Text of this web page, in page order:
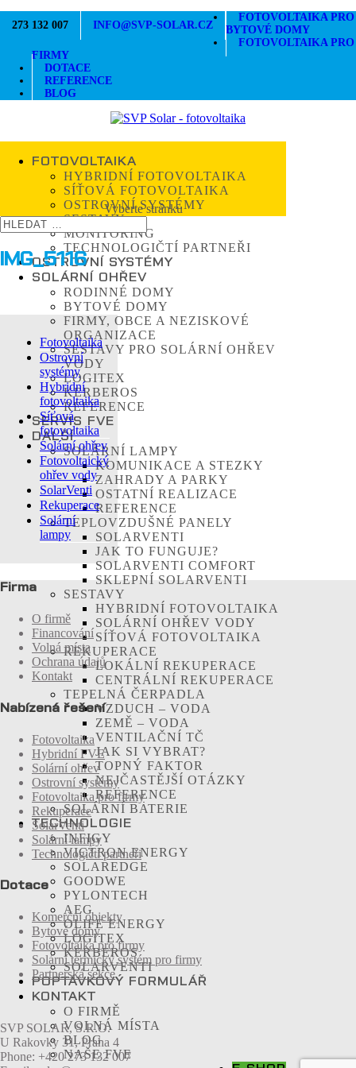
273 132 007 INFO@SVP-SOLAR.CZ
FOTOVOLTAIKA PRO
BYTOVÉ DOMY
FOTOVOLTAIKA PRO
FIRMY
DOTACE
REFERENCE
BLOG
FOTOVOLTAIKA
HYBRIDNÍ FOTOVOLTAIKA
SÍŤOVÁ FOTOVOLTAIKA
OSTROVNÍ SYSTÉMY
SESTAVY
MONITORING
TECHNOLOGIČTÍ PARTNEŘI
OSTROVNÍ SYSTÉMY
SOLÁRNÍ OHŘEV
RODINNÉ DOMY
BYTOVÉ DOMY
FIRMY, OBCE A NEZISKOVÉ
ORGANIZACE
SESTAVY PRO SOLÁRNÍ OHŘEV
VODY
LOGITEX
KERBEROS
REFERENCE
SERVIS FVE
DALŠÍ
SOLÁRNÍ LAMPY
KOMUNIKACE A STEZKY
ZAHRADY A PARKY
OSTATNÍ REALIZACE
REFERENCE
TEPLOVZDUŠNÉ PANELY
SOLARVENTI
JAK TO FUNGUJE?
SOLARVENTI COMFORT
SKLEPNÍ SOLARVENTI
SESTAVY
HYBRIDNÍ FOTOVOLTAIKA
SOLÁRNÍ OHŘEV VODY
SÍŤOVÁ FOTOVOLTAIKA
REKUPERACE
LOKÁLNÍ REKUPERACE
CENTRÁLNÍ REKUPERACE
TEPELNÁ ČERPADLA
VZDUCH – VODA
ZEMĚ – VODA
VENTILAČNÍ TČ
JAK SI VYBRAT?
TOPNÝ FAKTOR
NEJČASTĚJŠÍ OTÁZKY
REFERENCE
SOLÁRNÍ BATERIE
TECHNOLOGIE
INFIGY
VICTRON ENERGY
SOLAREDGE
GOODWE
PYLONTECH
AEG
OLIFE ENERGY
LOGITEX
KERBEROS
SOLARVENTI
POPTÁVKOVÝ FORMULÁŘ
KONTAKT
O FIRMĚ
VOLNÁ MÍSTA
BLOG
NAŠE FVE
Vyberte stránku
IMG_5116
Fotovoltaika
Ostrovní
systémy
Hybridní
fotovoltaika
Síťová
fotovoltaika
Solární ohřev
Fotovoltaický
ohřev vody
SolarVenti
Rekuperace
Solární
lampy
Firma
O firmě
Financování
Volná místa
Ochrana údajů
Kontakt
Nabízená řešení
Fotovoltaika
Hybridní FVE
Solární ohřev
Ostrovní systémy
Fotovoltaika pro firmy
Rekuperace
SolarVenti
Solární lampy
Technologičtí partneři
Dotace
Komerční objekty
Bytové domy
Fotovoltaika pro firmy
Solární termický systém pro firmy
Partnerská sekce
SVP SOLAR, S.R.O.
U Rakovky 31, Praha 4
Phone: +420 273 132 007